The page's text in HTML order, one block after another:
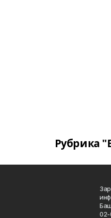
Рубрика
02-